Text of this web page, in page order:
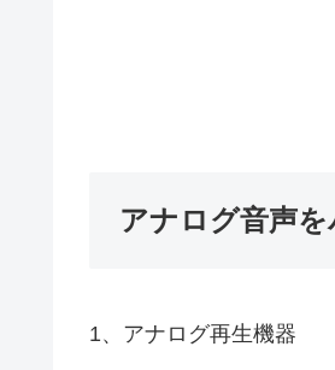
アナログ音声
1、アナログ再生機器